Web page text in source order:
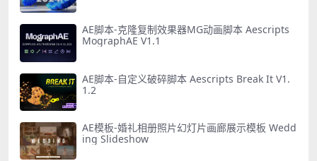
AE脚本-克隆复制效果器MG动画脚本 Aescripts
MographAE V1.1
AE脚本-自定义破碎脚本 Aescripts Break It V1.
1.2
AE模板-婚礼相册照片幻灯片画廊展示模板 Wedd
ing Slideshow